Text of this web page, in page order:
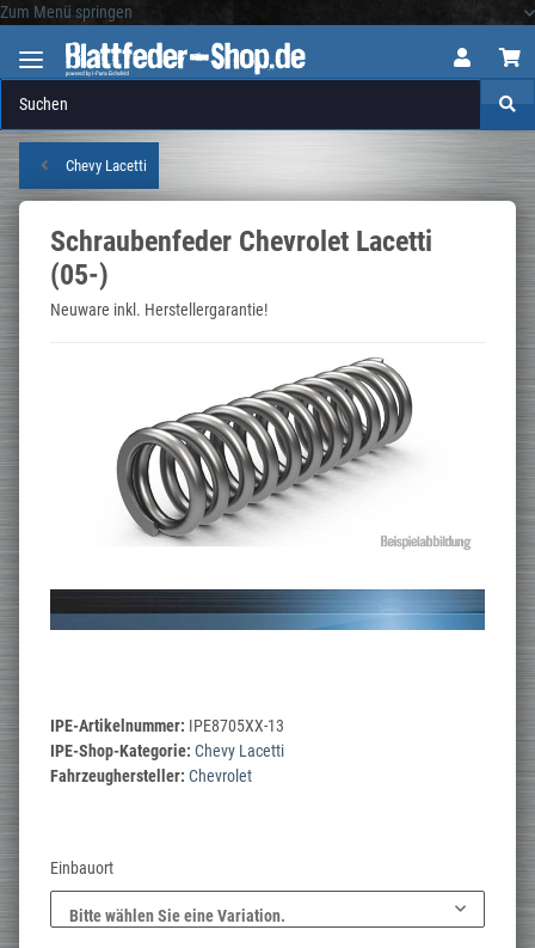
Zum Menü springen
Chevy Lacetti
Schraubenfeder Chevrolet Lacetti
(05-)
Neuware inkl. Herstellergarantie!
IPE-Artikelnummer: IPE8705XX-13
IPE-Shop-Kategorie: Chevy Lacetti
Fahrzeughersteller: Chevrolet
Einbauort
Bitte wählen Sie eine Variation.